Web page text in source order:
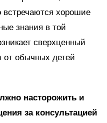
встречаются хорошие
знания в той
сверхценный
от обычных детей
насторожить и
за консультацией